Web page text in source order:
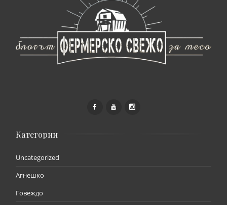
Категории
Uncategorized
Агнешко
Говеждо